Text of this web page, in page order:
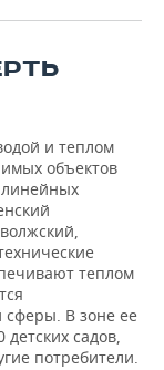
и теплом
объектов
линейных
теплом
сферы. В зоне ее
садов,
потребители.